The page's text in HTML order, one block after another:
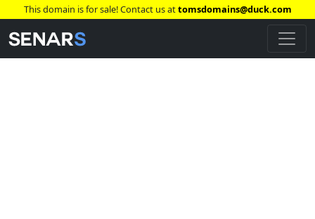
This domain is for sale! Contact us attomsdomains@duck.com